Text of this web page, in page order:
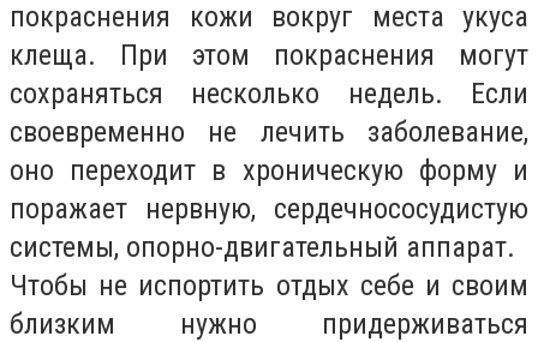
покраснения кожи вокруг места укуса
клеща. При этом покраснения могут
сохраняться несколько недель. Если
своевременно не лечить заболевание,
оно переходит в хроническую форму и
поражает нервную, сердечнососудистую
системы, опорно-двигательный аппарат.
Чтобы не испортить отдых себе и своим
близким нужно придерживаться